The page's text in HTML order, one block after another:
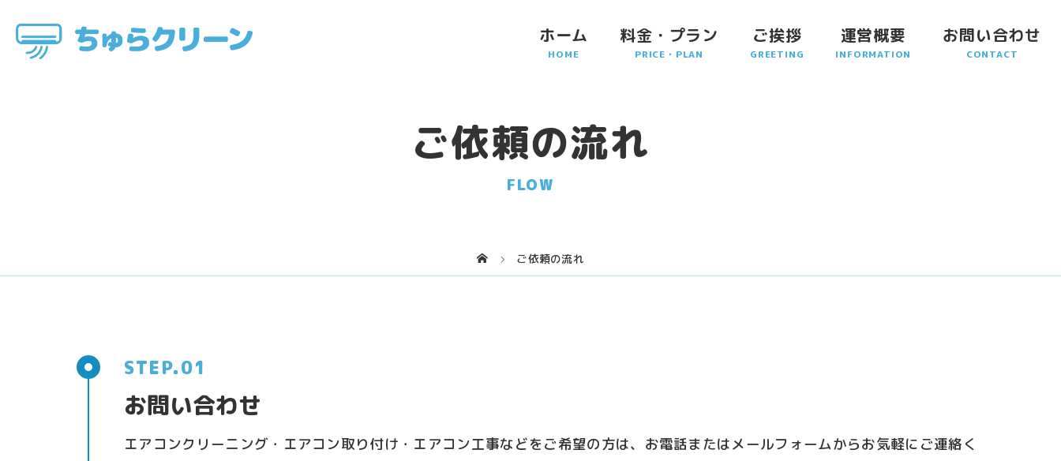
ホーム 料金・プラン ご挨拶 運営概要 お問い合わせ
ご依頼の流れ
FLOW
ご依頼の流れ
お問い合わせ
エアコンクリーニング・エアコン取り付け・エアコン工事などをご希望の方は、お電話またはメールフォームからお気軽にご連絡く